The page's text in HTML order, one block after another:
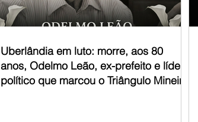
Uberlândia em luto: morre, aos 80
anos, Odelmo Leão, ex-prefeito e líder
político que marcou o Triângulo Mineiro